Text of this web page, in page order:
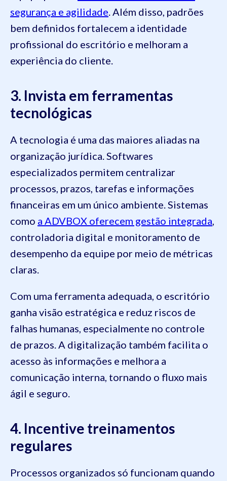
segurança e agilidade. Além disso, padrões
bem definidos fortalecem a identidade
profissional do escritório e melhoram a
experiência do cliente.
3. Invista em ferramentas
tecnológicas
A tecnologia é uma das maiores aliadas na
organização jurídica. Softwares
especializados permitem centralizar
processos, prazos, tarefas e informações
financeiras em um único ambiente. Sistemas
como a ADVBOX oferecem gestão integrada,
controladoria digital e monitoramento de
desempenho da equipe por meio de métricas
claras.
Com uma ferramenta adequada, o escritório
ganha visão estratégica e reduz riscos de
falhas humanas, especialmente no controle
de prazos. A digitalização também facilita o
acesso às informações e melhora a
comunicação interna, tornando o fluxo mais
ágil e seguro.
4. Incentive treinamentos
regulares
Processos organizados só funcionam quando